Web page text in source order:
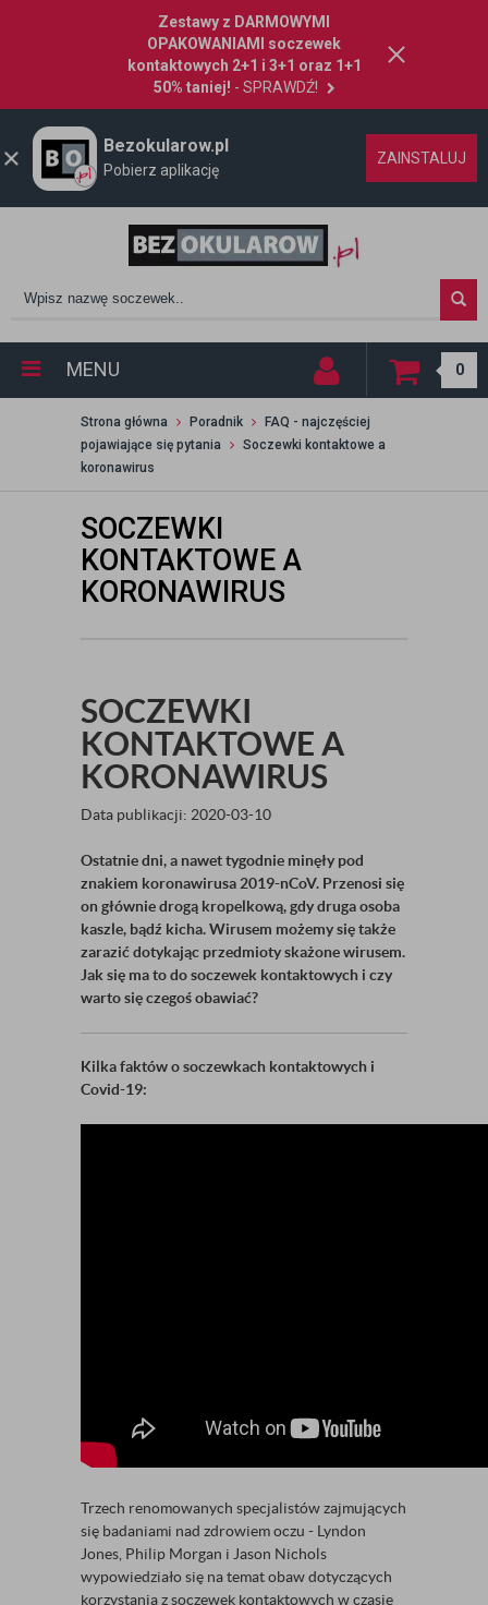
Zestawy z DARMOWYMI
OPAKOWANIAMI soczewek
kontaktowych 2+1 i 3+1 oraz 1+1
50% taniej! - SPRAWDŹ!
Bezokularow.pl
Pobierz aplikację
ZAINSTALUJ
MENU 0
Strona główna Poradnik
FAQ - najczęściej
pojawiające się pytania
Soczewki kontaktowe a
koronawirus
SOCZEWKI
KONTAKTOWE A
KORONAWIRUS
SOCZEWKI
KONTAKTOWE A
KORONAWIRUS
Data publikacji: 2020-03-10
Ostatnie dni, a nawet tygodnie minęły pod
znakiem koronawirusa 2019-nCoV. Przenosi się
on głównie drogą kropelkową, gdy druga osoba
kaszle, bądź kicha. Wirusem możemy się także
zarazić dotykając przedmioty skażone wirusem.
Jak się ma to do soczewek kontaktowych i czy
warto się czegoś obawiać?
Kilka faktów o soczewkach kontaktowych i
Covid-19:
Trzech renomowanych specjalistów zajmujących
się badaniami nad zdrowiem oczu - Lyndon
Jones, Philip Morgan i Jason Nichols
wypowiedziało się na temat obaw dotyczących
korzystania z soczewek kontaktowych w czasie